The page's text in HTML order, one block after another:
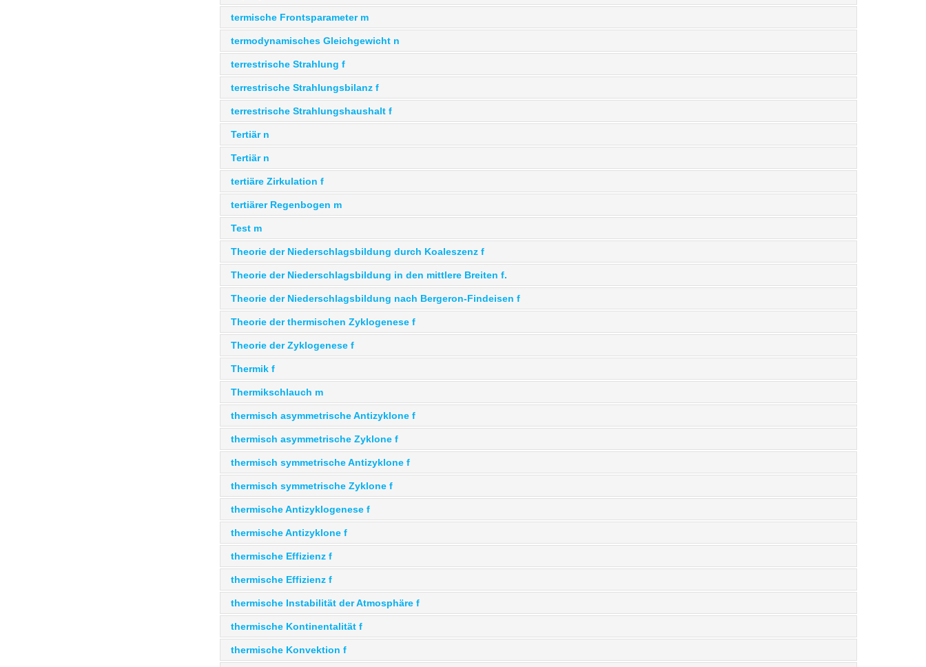
termische Frontsparameter m
termodynamisches Gleichgewicht n
terrestrische Strahlung f
terrestrische Strahlungsbilanz f
terrestrische Strahlungshaushalt f
Tertiär n
Tertiär n
tertiäre Zirkulation f
tertiärer Regenbogen m
Test m
Theorie der Niederschlagsbildung durch Koaleszenz f
Theorie der Niederschlagsbildung in den mittlere Breiten f.
Theorie der Niederschlagsbildung nach Bergeron-Findeisen f
Theorie der thermischen Zyklogenese f
Theorie der Zyklogenese f
Thermik f
Thermikschlauch m
thermisch asymmetrische Antizyklone f
thermisch asymmetrische Zyklone f
thermisch symmetrische Antizyklone f
thermisch symmetrische Zyklone f
thermische Antizyklogenese f
thermische Antizyklone f
thermische Effizienz f
thermische Effizienz f
thermische Instabilität der Atmosphäre f
thermische Kontinentalität f
thermische Konvektion f